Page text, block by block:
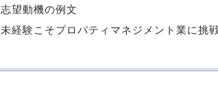
志望動機の例文
未経験こそプロパティマネジメント業に挑